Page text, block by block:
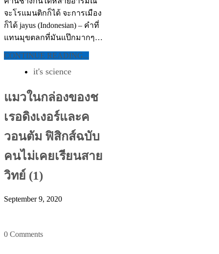
จะโรแมนติกก็ได้ จะการเมือง
ก็ได้ jayus (Indonesian) – คำที่
แทนมุขตลกที่มันแป๊กมากๆ…
CONTINUE READING...
it's science
แมวในกล่องของช
เรอดิงเงอร์และค
วอนตัม ฟิสิกส์ฉบับ
คนไม่เคยเรียนสาย
วิทย์ (1)
September 9, 2020
0 Comments